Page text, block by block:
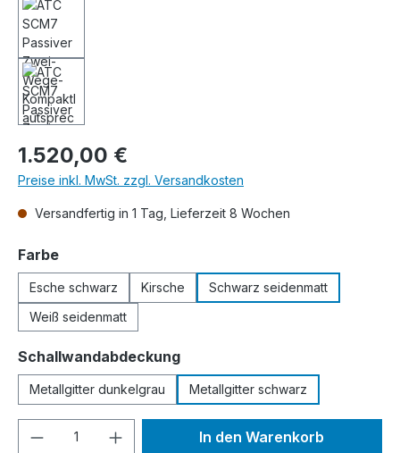
Regulärer Preis:
1.520,00 €
Preise inkl. MwSt. zzgl. Versandkosten
Versandfertig in 1 Tag, Lieferzeit 8 Wochen
Farbeauswählen
Esche schwarz Kirsche
Schwarz seidenmatt
Weiß seidenmatt
Schallwandabdeckungauswählen
Metallgitter dunkelgrau Metallgitter schwarz
Produkt Anzahl: Gib denIn den Warenkorb